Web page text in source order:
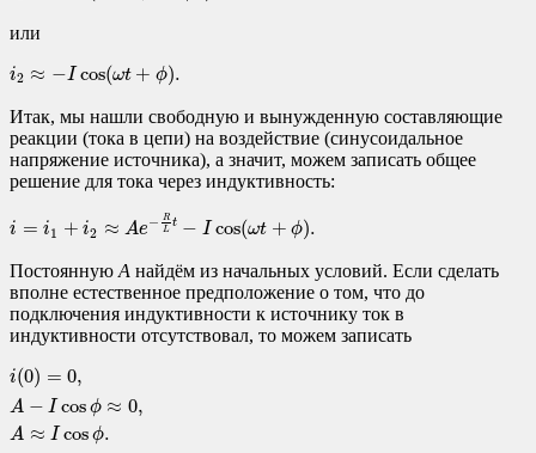
или
i2 ≈ −I cos(ωt + ϕ).
Icos ω + ϕ
Итак, мы нашли свободную и вынужденную составляющие
реакции (тока в цепи) на воздействие (синусоидальное
напряжение источника), а значит, можем записать общее
решение для тока через индуктивность:
i = i1 + i2 ≈ Ae− R
L t − I cos(ωt + ϕ).
L
Постоянную A найдём из начальных условий. Если сделать
вполне естественное предположение о том, что до
подключения индуктивности к источнику ток в
индуктивности отсутствовал, то можем записать
i(0) = 0,
A − I cosϕ ≈ 0,
A ≈ I cosϕ.